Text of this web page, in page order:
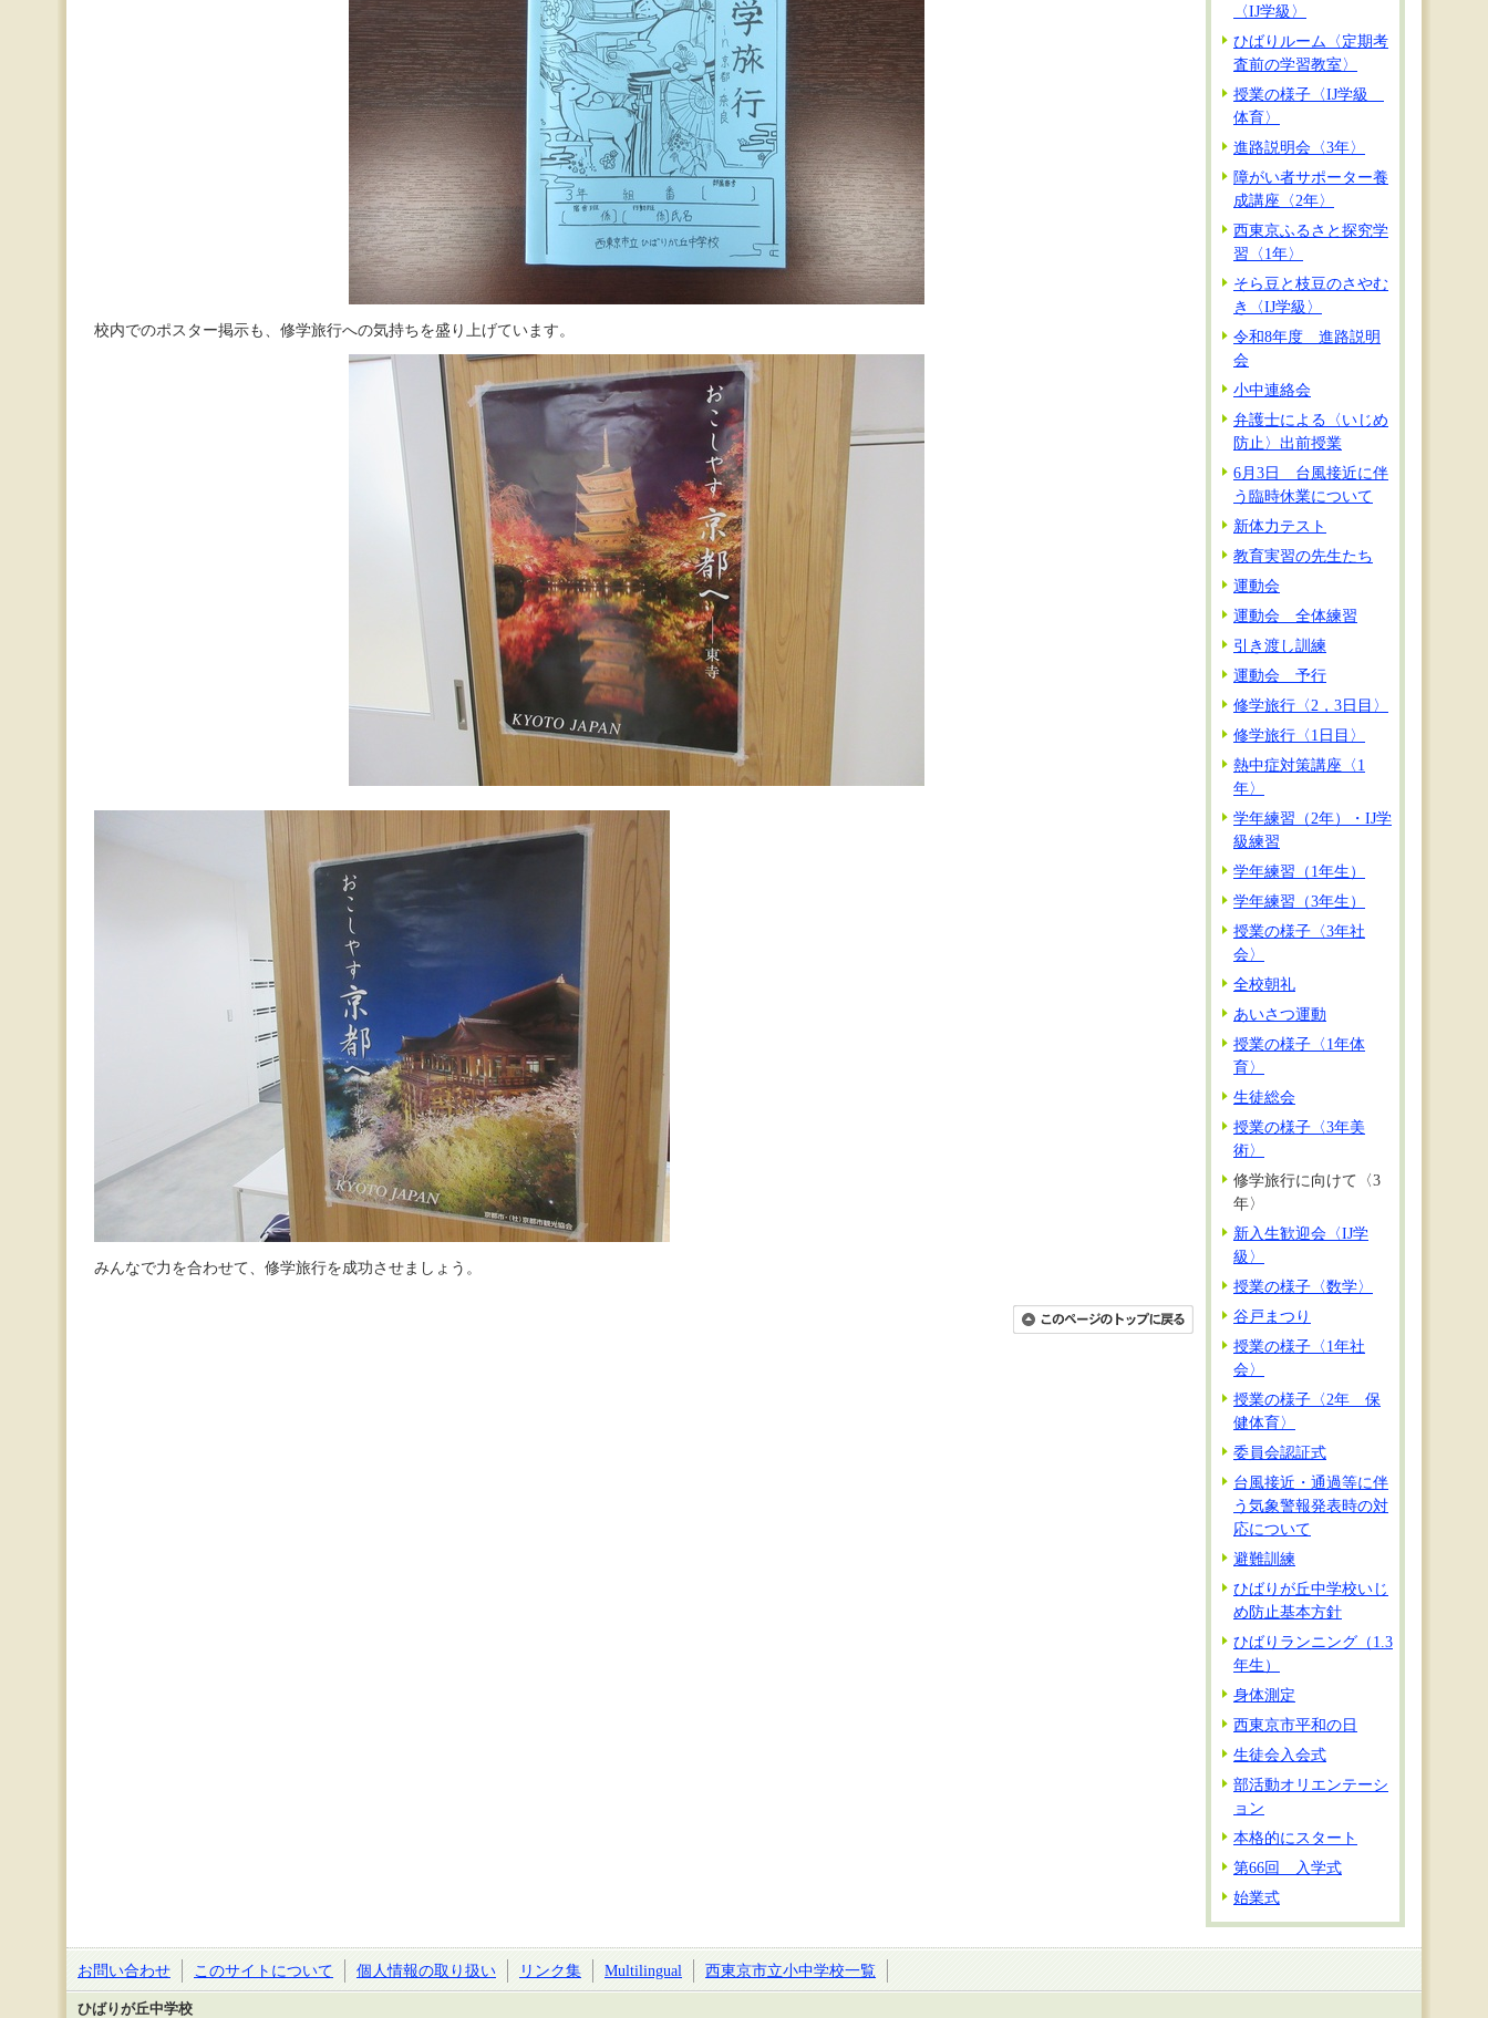
校内でのポスター掲示も、修学旅行への気持ちを盛り上げています。
みんなで力を合わせて、修学旅行を成功させましょう。
〈IJ学級〉
ひばりルーム〈定期考
査前の学習教室〉
授業の様子〈IJ学級
体育〉
進路説明会〈3年〉
障がい者サポーター養
成講座〈2年〉
西東京ふるさと探究学
習〈1年〉
そら豆と枝豆のさやむ
き〈IJ学級〉
令和8年度 進路説明
会
小中連絡会
弁護士による〈いじめ
防止〉出前授業
6月3日 台風接近に伴
う臨時休業について
新体力テスト
教育実習の先生たち
運動会
運動会 全体練習
引き渡し訓練
運動会 予行
修学旅行〈2，3日目〉
修学旅行〈1日目〉
熱中症対策講座〈1
年〉
学年練習（2年）・IJ学
級練習
学年練習（1年生）
学年練習（3年生）
授業の様子〈3年社
会〉
全校朝礼
あいさつ運動
授業の様子〈1年体
育〉
生徒総会
授業の様子〈3年美
術〉
修学旅行に向けて〈3
年〉
新入生歓迎会〈IJ学
級〉
授業の様子〈数学〉
谷戸まつり
授業の様子〈1年社
会〉
授業の様子〈2年 保
健体育〉
委員会認証式
台風接近・通過等に伴
う気象警報発表時の対
応について
避難訓練
ひばりが丘中学校いじ
め防止基本方針
ひばりランニング（1.3
年生）
身体測定
西東京市平和の日
生徒会入会式
部活動オリエンテーシ
ョン
本格的にスタート
第66回 入学式
始業式
お問い合わせ このサイトについて 個人情報の取り扱い リンク集 Multilingual 西東京市立小中学校一覧
ひばりが丘中学校